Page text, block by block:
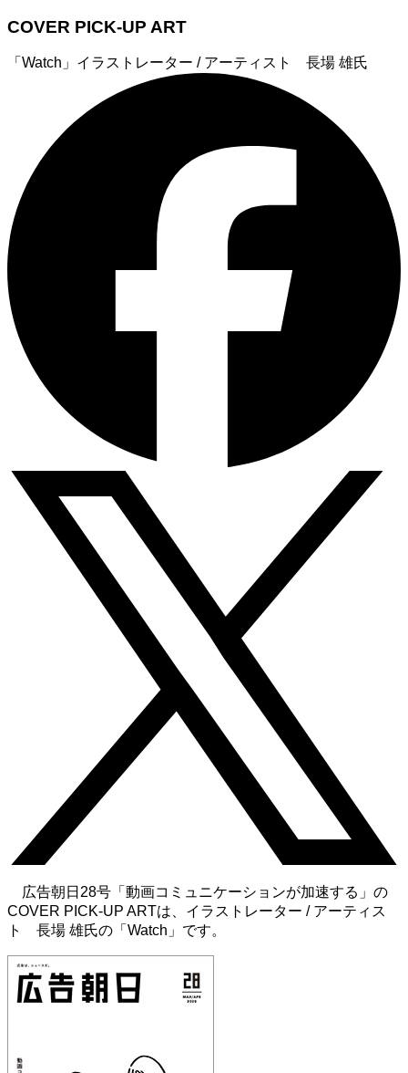
COVER PICK-UP ART
「Watch」 イラストレーター / アーティスト 長場 雄氏
広告朝日28号「動画コミュニケーションが加速する」の
COVER PICK-UP ARTは、イラストレーター / アーティス
ト 長場 雄氏の「Watch」です。